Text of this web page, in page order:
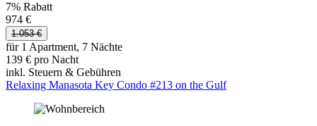
7% Rabatt
974 €
1.053 €
für 1 Apartment, 7 Nächte
139 € pro Nacht
inkl. Steuern & Gebühren
Relaxing Manasota Key Condo #213 on the Gulf